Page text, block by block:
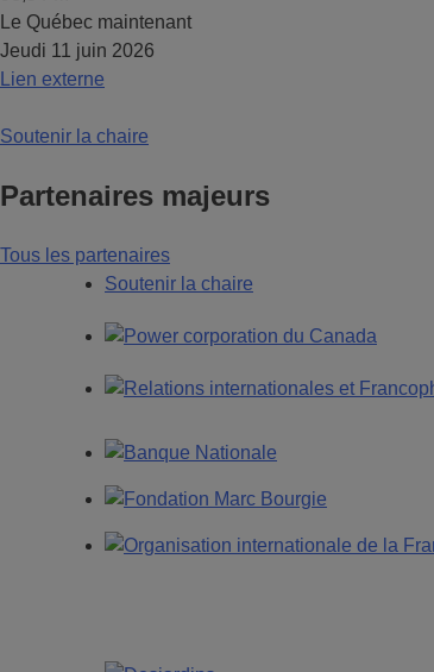
Le Québec maintenant
Jeudi 11 juin 2026
Lien externe
Soutenir la chaire
Partenaires majeurs
Tous les partenaires
Soutenir la chaire